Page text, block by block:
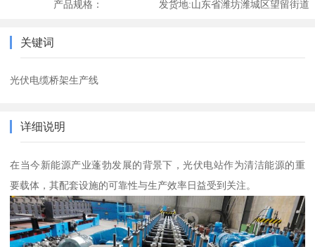
产品规格： 发货地:山东省潍坊潍城区望留街道
关键词
光伏电缆桥架生产线
详细说明
在当今新能源产业蓬勃发展的背景下，光伏电站作为清洁能源的重
要载体，其配套设施的可靠性与生产效率日益受到关注。